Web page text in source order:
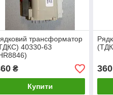
трансформатор
40330-63
₴
Купити
360